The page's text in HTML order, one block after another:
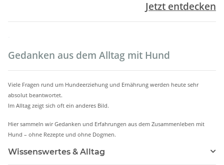
Jetzt entdecken
Gedanken aus dem Alltag mit Hund
Viele Fragen rund um Hundeerziehung und Ernährung werden heute sehr
absolut beantwortet.
Im Alltag zeigt sich oft ein anderes Bild.
Hier sammeln wir Gedanken und Erfahrungen aus dem Zusammenleben mit
Hund – ohne Rezepte und ohne Dogmen.
Wissenswertes & Alltag